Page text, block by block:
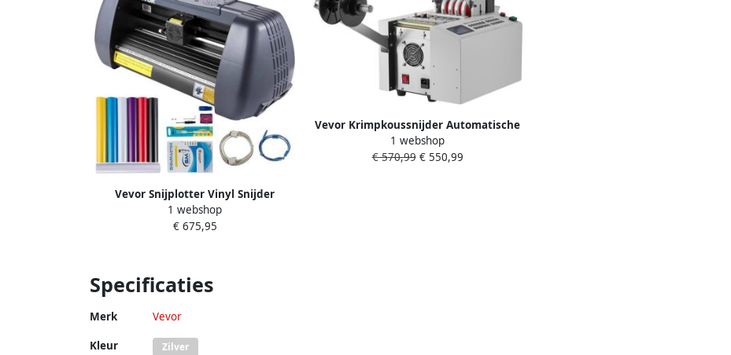
Vevor Snijplotter Vinyl Snijder
Snijmachine Plotter Machine 800 mm
per seconde 14 Inch Zwart
1 webshop
€ 675,95
Vevor Krimpkoussnijder Automatische
Kabel- en Buissnijder Snijmachine
1 webshop
€ 570,99€ 550,99
Specificaties
Merk Vevor
Kleur Zilver